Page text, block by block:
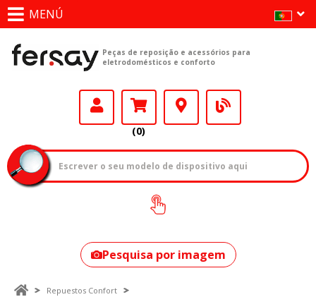
MENÚ
Peças de reposição e acessórios para
eletrodomésticos e conforto
(0)
Como encontrar
o seu modelo?
Pesquisa por imagem
Repuestos Confort